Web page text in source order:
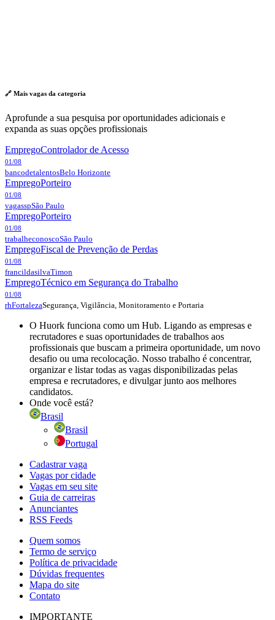
🔗 Mais vagas da categoria
Aprofunde a sua pesquisa por oportunidades adicionais e
expanda as suas opções profissionais
EmpregoControlador de Acesso
01/08
bancodetalentosBelo Horizonte
EmpregoPorteiro
01/08
vagasspSão Paulo
EmpregoPorteiro
01/08
trabalheconoscoSão Paulo
EmpregoFiscal de Prevenção de Perdas
01/08
francildasilvaTimon
EmpregoTécnico em Segurança do Trabalho
01/08
rhFortalezaSegurança, Vigilância, Monitoramento e Portaria
O Huork funciona como um Hub. Ligando as empresas e
recrutadores e suas oportunidades de trabalhos aos
profissionais que buscam a primeira oportunidade, um novo
desafio ou uma recolocação. Nosso trabalho é concentrar,
organizar e listar todas as vagas disponibilizadas pelas
empresa e recrutadores, e divulgar junto aos melhores
candidatos.
Onde você está?
Brasil
Brasil
Portugal
Cadastrar vaga
Vagas por cidade
Vagas em seu site
Guia de carreiras
Anunciantes
RSS Feeds
Quem somos
Termo de serviço
Política de privacidade
Dúvidas frequentes
Mapa do site
Contato
IMPORTANTE